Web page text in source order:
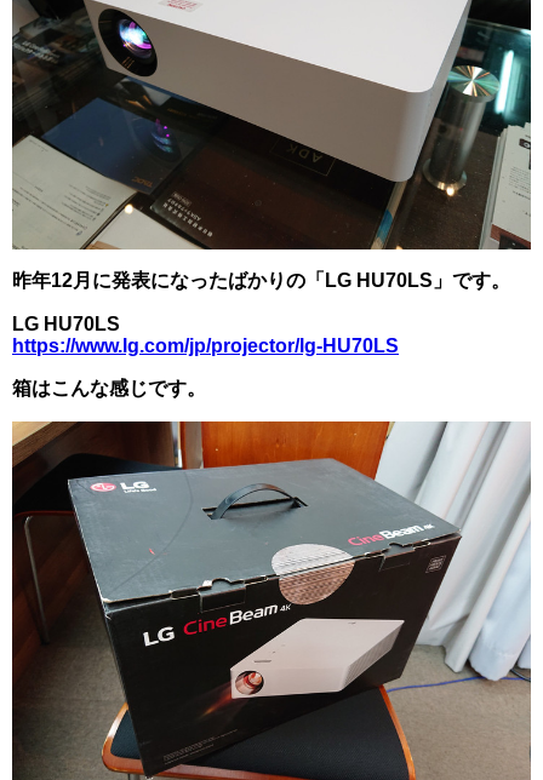
昨年12月に発表になったばかりの「LG HU70LS」です。
LG HU70LS
https://www.lg.com/jp/projector/lg-HU70LS
箱はこんな感じです。